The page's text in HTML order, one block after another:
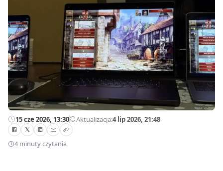
15 cze 2026, 13:30—Aktualizacja:4 lip 2026, 21:48
4 minuty czytania